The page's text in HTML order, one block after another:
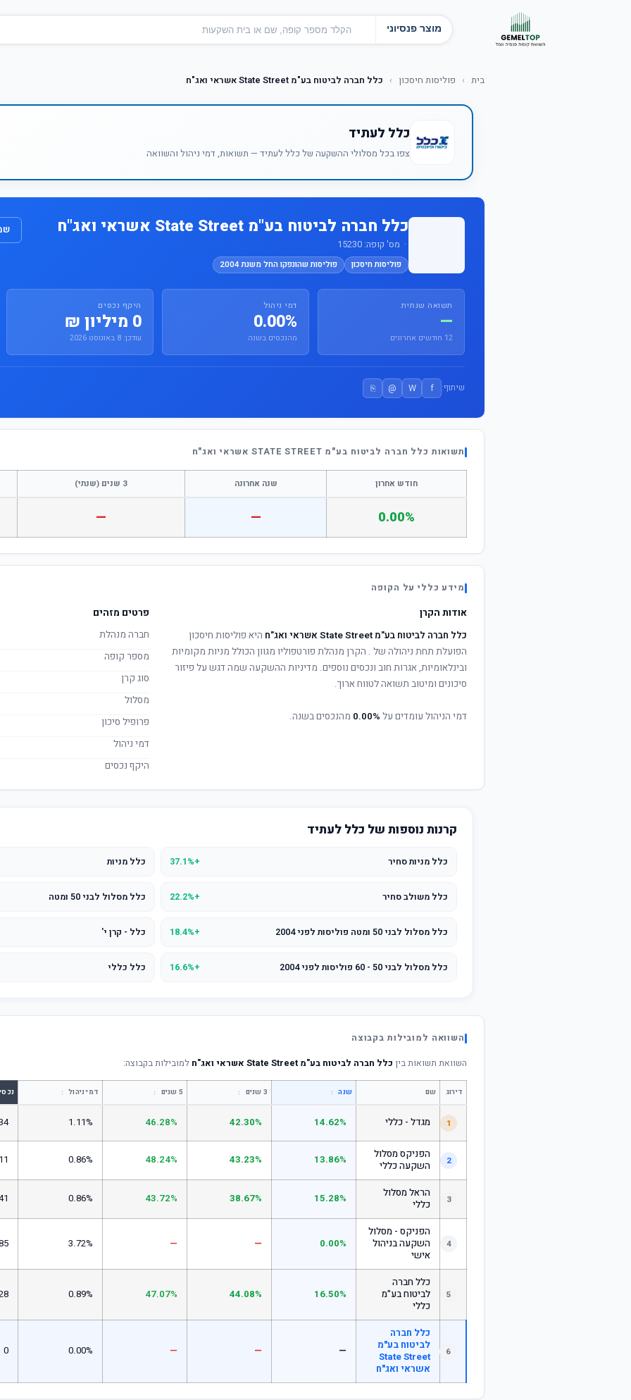
מוצר פנסיוני
בית › פוליסות חיסכון › כלל חברה לביטוח בע"מ State Street אשראי ואג"ח
כלל לעתיד
צפו בכל מסלולי ההשקעה של כלל לעתיד — תשואות, דמי ניהול והשוואה
כלל חברה לביטוח בע"מ State Street אשראי ואג"ח
· מס' קופה: 15230
פוליסות חיסכון פוליסות שהונפקו החל משנת 2004
תשואה שנתית
—
12 חודשים אחרונים
דמי ניהול
0.00%
מהנכסים בשנה
היקף נכסים
0 מיליון ₪
עודכן: 8 באוגוסט 2026
שיתוף: f
W
@
⎘
תשואות כלל חברה לביטוח בע"מ STATE STREET אשראי ואג"ח
חודש אחרון שנה אחרונה 3 שנים (שנתי)
0.00%
—
—
מידע כללי על הקופה
אודות הקרן
כלל חברה לביטוח בע"מ State Street אשראי ואג"ח
היא פוליסות חיסכון
הפועלת תחת ניהולה של . הקרן מנהלת פורטפוליו מגוון הכולל מניות מקומיות
ובינלאומיות, אגרות חוב ונכסים נוספים. מדיניות ההשקעה שמה דגש על פיזור
סיכונים ומיטוב תשואה לטווח ארוך.
דמי הניהול עומדים על 0.00% מהנכסים בשנה.
פרטים מזהים
חברה מנהלת
מספר קופה
סוג קרן
מסלול
פרופיל סיכון
דמי ניהול
היקף נכסים
קרנות נוספות של כלל לעתיד
כלל מניות סחיר +37.1% כלל מניות
כלל משולב סחיר +22.2% כלל מסלול לבני 50 ומטה
כלל מסלול לבני 50 ומטה פוליסות לפני 2004 +18.4% כלל - קרן י'
כלל מסלול לבני 50 - 60 פוליסות לפני 2004 +16.6% כלל כללי
השוואה למובילות בקבוצה
השוואת תשואות בין כלל חברה לביטוח בע"מ State Street אשראי ואג"ח למובילות בקבוצה:
דירוג שם שנה ↕ 3 שנים ↕ 5 שנים ↕ דמי ניהול ↕
1 מגדל - כללי 14.62%
42.30%
46.28%
1.11%
2
הפניקס מסלול
השקעה כללי
13.86%
43.23%
48.24%
0.86%
3
הראל מסלול
כללי
15.28%
38.67%
43.72%
0.86%
4
הפניקס - מסלול
השקעה בניהול
אישי
0.00%
—
—
3.72%
5
כלל חברה
לביטוח בע"מ
כללי
16.50%
44.08%
47.07%
0.89%
6
כלל חברה
לביטוח בע"מ
State Street
אשראי ואג"ח
—
—
—
0.00%
0